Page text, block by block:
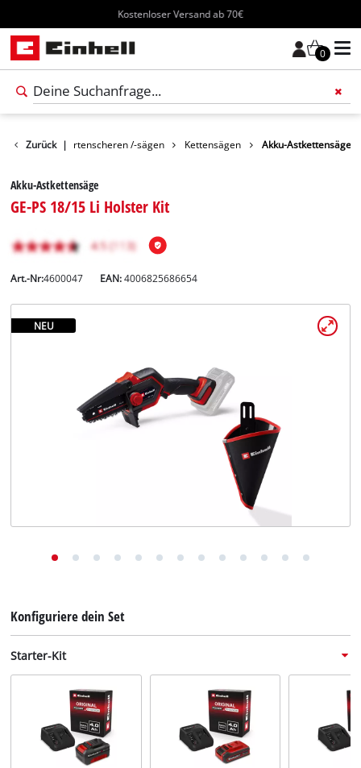
Kostenloser Versand ab 70€
0
Deutsch
Zurück |
Garten Gartenscheren /-sägen Kettensägen Akku-Astkettensäge
Akku-Astkettensäge
GE-PS 18/15 Li Holster Kit
Art.-Nr:4600047 EAN:4006825686654
NEU
Konfiguriere dein Set
Starter-Kit